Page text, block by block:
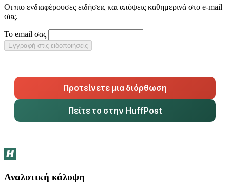
Οι πιο ενδιαφέρουσες ειδήσεις και απόψεις καθημερινά στο e-mail
σας.
Το email σας
Εγγραφή στις ειδοποιήσεις
Προτείνετε μια διόρθωση
Πείτε το στην HuffPost
Αναλυτική κάλυψη